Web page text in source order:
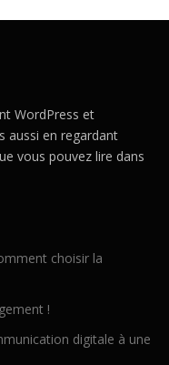
WordPress et
aussi en regardant
vous pouvez lire dans
choisir la
!
digitale à une